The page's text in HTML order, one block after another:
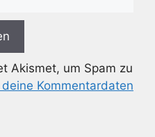
Akismet, um Spam zu
Kommentardaten